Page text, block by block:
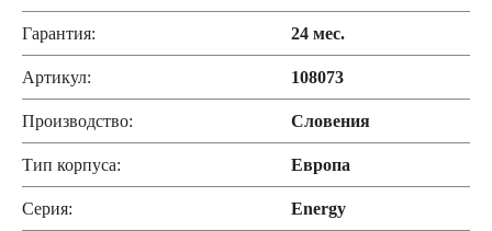
Гарантия: 24 мес.
Артикул: 108073
Производство: Словения
Тип корпуса: Европа
Серия: Energy